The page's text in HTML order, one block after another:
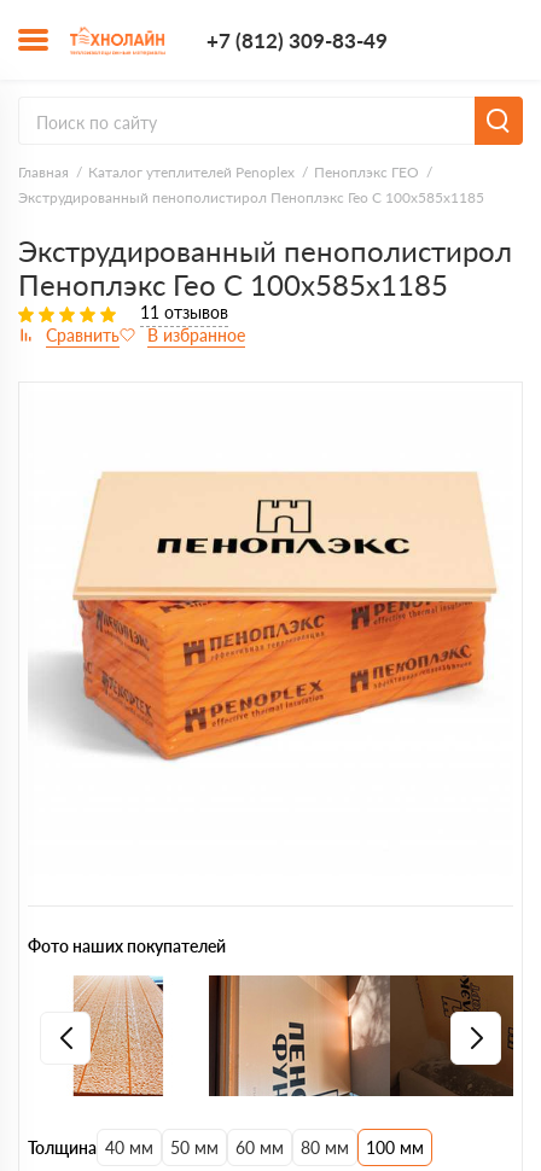
+7 (812) 309-83-49
Главная Каталог утеплителей Penoplex
Пеноплэкс ГЕО
Экструдированный пенополистирол Пеноплэкс Гео С 100х585х1185
Экструдированный пенополистирол
Пеноплэкс Гео С 100х585х1185
11 отзывов
Толщина 40 мм 50 мм 60 мм 80 мм 100 мм
Фото наших покупателей